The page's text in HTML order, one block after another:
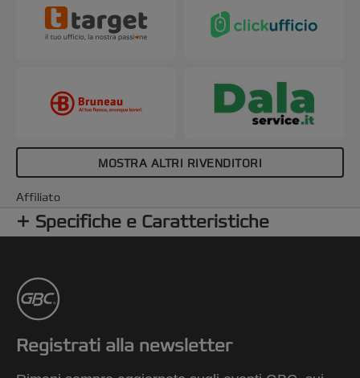
MOSTRA ALTRI RIVENDITORI
Affiliato
Specifiche e Caratteristiche
Registrati alla newsletter